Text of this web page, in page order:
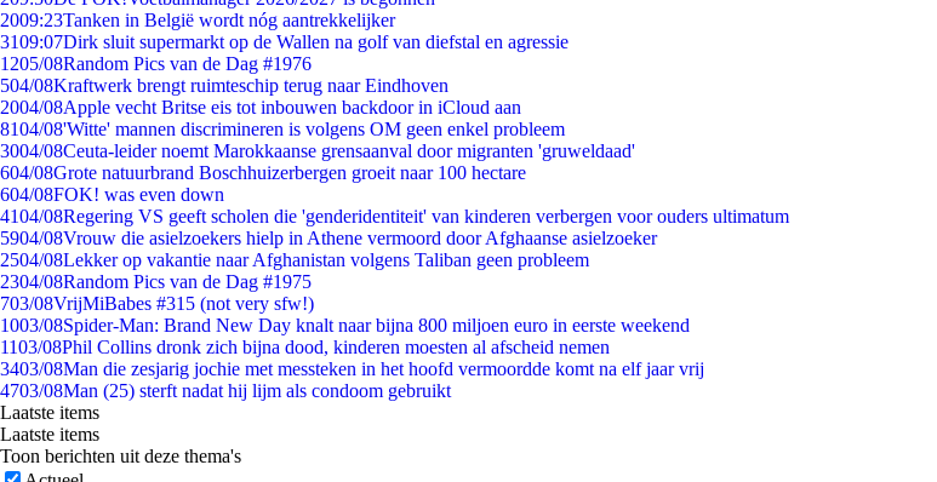
2009:23Tanken in België wordt nóg aantrekkelijker
3109:07Dirk sluit supermarkt op de Wallen na golf van diefstal en agressie
1205/08Random Pics van de Dag #1976
504/08Kraftwerk brengt ruimteschip terug naar Eindhoven
2004/08Apple vecht Britse eis tot inbouwen backdoor in iCloud aan
8104/08'Witte' mannen discrimineren is volgens OM geen enkel probleem
3004/08Ceuta-leider noemt Marokkaanse grensaanval door migranten 'gruweldaad'
604/08Grote natuurbrand Boschhuizerbergen groeit naar 100 hectare
604/08FOK! was even down
4104/08Regering VS geeft scholen die 'genderidentiteit' van kinderen verbergen voor ouders ultimatum
5904/08Vrouw die asielzoekers hielp in Athene vermoord door Afghaanse asielzoeker
2504/08Lekker op vakantie naar Afghanistan volgens Taliban geen probleem
2304/08Random Pics van de Dag #1975
703/08VrijMiBabes #315 (not very sfw!)
1003/08Spider-Man: Brand New Day knalt naar bijna 800 miljoen euro in eerste weekend
1103/08Phil Collins dronk zich bijna dood, kinderen moesten al afscheid nemen
3403/08Man die zesjarig jochie met messteken in het hoofd vermoordde komt na elf jaar vrij
4703/08Man (25) sterft nadat hij lijm als condoom gebruikt
Laatste items
Laatste items
Toon berichten uit deze thema's